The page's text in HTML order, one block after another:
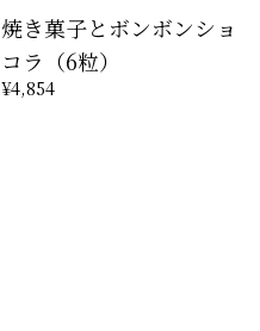
焼き菓子とボンボンショ
コラ（6粒）
¥4,854